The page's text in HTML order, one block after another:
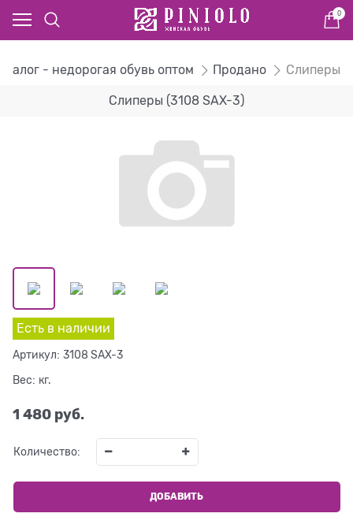
0
- недорогая обувь оптом Продано Слиперы
Слиперы (3108 SAX-3)
Есть в наличии
Артикул: 3108 SAX-3
Вес: кг.
1 480 руб.
Количество:
ДОБАВИТЬ